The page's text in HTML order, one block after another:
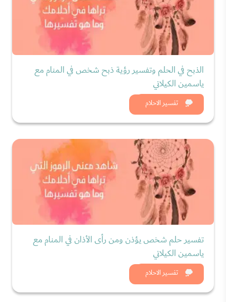
تفسير الاحلام
الذبح في الحلم وتفسير رؤية ذبح شخص في المنام مع
ياسمين الكيلاني
شاهد الان
تفسير الاحلام
تفسير حلم شخص يؤذن ومن رأى الأذان في المنام مع
ياسمين الكيلاني
شاهد الان